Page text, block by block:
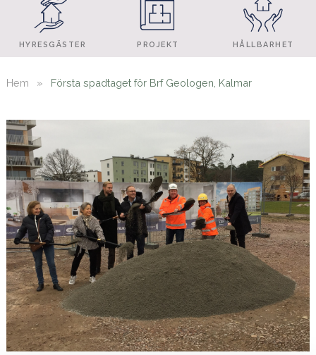
HYRESGÄSTER PROJEKT HÅLLBARHET
Hem » Första spadtaget för Brf Geologen, Kalmar